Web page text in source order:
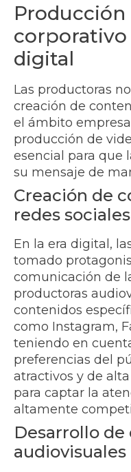
Producción
digital
Las productoras
creación de
el ámbito
producción de
esencial para que
su mensaje de
Creación de
redes sociales
En la era digital,
tomado
comunicación de
productoras
contenidos
como Instagram,
teniendo en
preferencias del
atractivos y de
para captar la
altamente
Desarrollo de